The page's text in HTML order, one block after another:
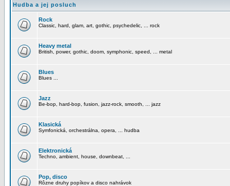
Hudba a jej posluch
Rock
Classic, hard, glam, art, gothic, psychedelic, ... rock
Heavy metal
British, power, gothic, doom, symphonic, speed, ... metal
Blues
Blues ...
Jazz
Be-bop, hard-bop, fusion, jazz-rock, smooth, ... jazz
Klasická
Symfonická, orchestrálna, opera, ... hudba
Elektronická
Techno, ambient, house, downbeat, ...
Pop, disco
Rôzne druhy popíkov a disco nahrávok